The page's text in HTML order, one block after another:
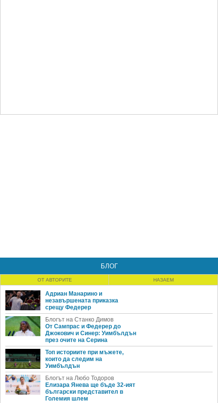
БЛОГ
ОТ АВТОРИТЕ НАЗАЕМ
Адриан Манарино и
незавършената приказка
срещу Федерер
Блогът на Станко Димов
От Сампрас и Федерер до
Джокович и Синер: Уимбълдън
през очите на Серина
Топ историите при мъжете,
които да следим на
Уимбълдън
Блогът на Любо Тодоров
Елизара Янева ще бъде 32-ият
български представител в
Големия шлем